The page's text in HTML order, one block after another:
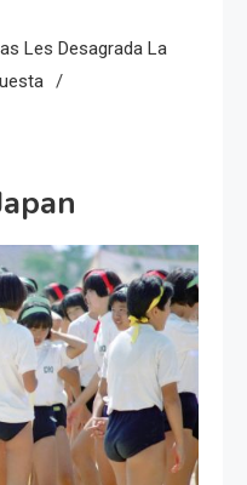
Les Desagrada La